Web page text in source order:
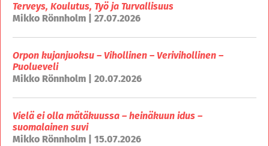
Terveys, Koulutus, Työ ja Turvallisuus
Mikko Rönnholm | 27.07.2026
Orpon kujanjuoksu – Vihollinen – Verivihollinen –
Puolueveli
Mikko Rönnholm | 20.07.2026
Vielä ei olla mätäkuussa – heinäkuun idus –
suomalainen suvi
Mikko Rönnholm | 15.07.2026